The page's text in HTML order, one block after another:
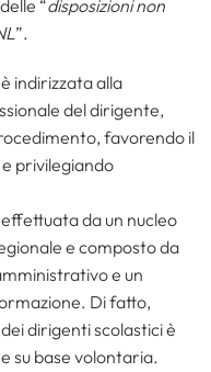
“disposizioni non
”.
indirizzata alla
del dirigente,
favorendo il
privilegiando
da un nucleo
e composto da
e un
Di fatto,
dirigenti scolastici è
su base volontaria.